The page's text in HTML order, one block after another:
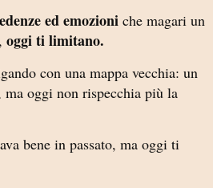
ed emozioni che magari un
oggi ti limitano.
con una mappa vecchia: un
ma oggi non rispecchia più la
bene in passato, ma oggi ti